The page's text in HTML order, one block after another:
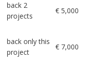
back 2
projects
€ 5,000
back only this
project
€ 7,000